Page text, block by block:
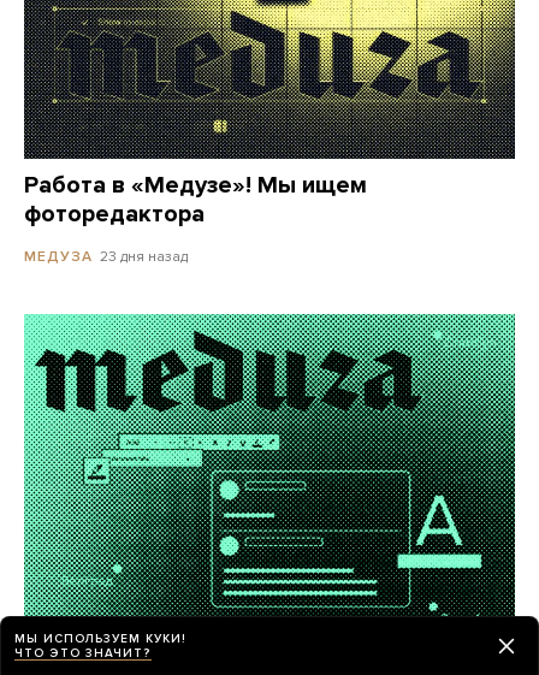
Работа в «Медузе»! Мы ищем
фоторедактора
МЕДУЗА 23 дня назад
«Медуза» ищет внештатных авторов
МЫ ИСПОЛЬЗУЕМ КУКИ!
ЧТО ЭТО ЗНАЧИТ?